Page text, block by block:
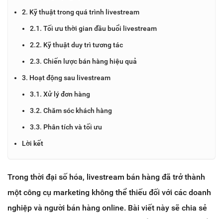
2. Kỹ thuật trong quá trình livestream
2.1. Tối ưu thời gian đầu buổi livestream
2.2. Kỹ thuật duy trì tương tác
2.3. Chiến lược bán hàng hiệu quả
3. Hoạt động sau livestream
3.1. Xử lý đơn hàng
3.2. Chăm sóc khách hàng
3.3. Phân tích và tối ưu
Lời kết
Trong thời đại số hóa, livestream bán hàng đã trở thành
một công cụ marketing không thể thiếu đối với các doanh
nghiệp và người bán hàng online. Bài viết này sẽ chia sẻ